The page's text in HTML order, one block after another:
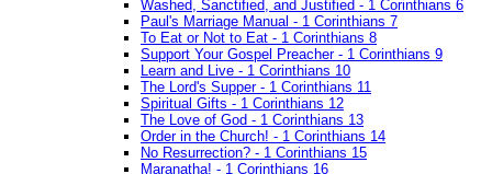
Washed, Sanctified, and Justified - 1 Corinthians 6
Paul's Marriage Manual - 1 Corinthians 7
To Eat or Not to Eat - 1 Corinthians 8
Support Your Gospel Preacher - 1 Corinthians 9
Learn and Live - 1 Corinthians 10
The Lord's Supper - 1 Corinthians 11
Spiritual Gifts - 1 Corinthians 12
The Love of God - 1 Corinthians 13
Order in the Church! - 1 Corinthians 14
No Resurrection? - 1 Corinthians 15
Maranatha! - 1 Corinthians 16